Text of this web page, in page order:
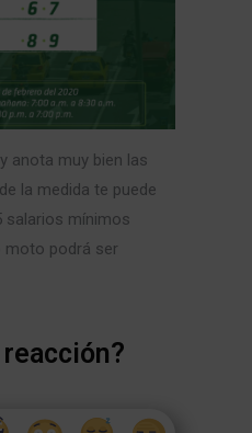
anota muy bien las
la medida te puede
salarios mínimos
moto podrá ser